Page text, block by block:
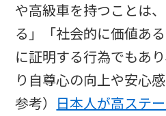
や高級車を持つことは
る」「社会的に価値あ
に証明する行為でもあ
り自尊心の向上や安心感
参考） 日本人が高ステ